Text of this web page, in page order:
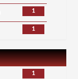
1
1
1